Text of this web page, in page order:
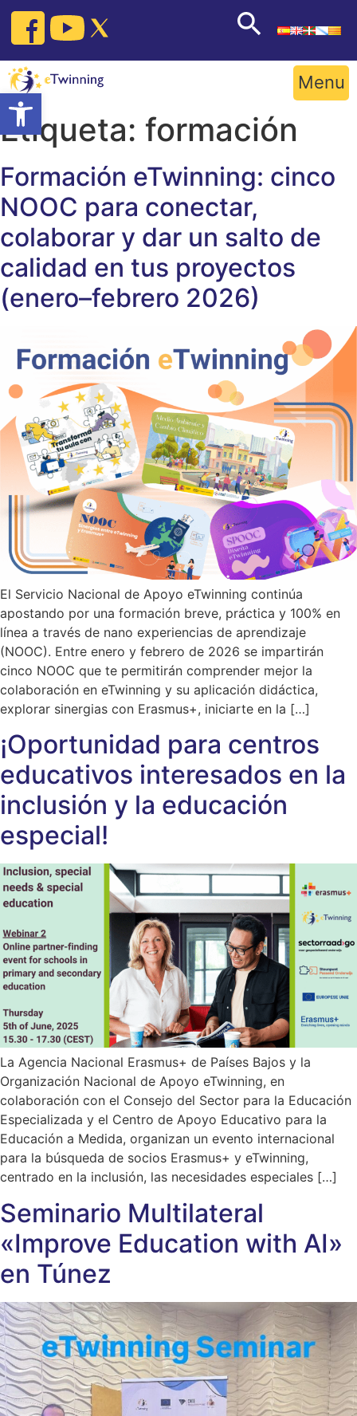
Open toolbar
Skip
content
Menu
Etiqueta: formación
Formación eTwinning: cinco
NOOC para conectar,
colaborar y dar un salto de
calidad en tus proyectos
(enero–febrero 2026)
El Servicio Nacional de Apoyo eTwinning continúa
apostando por una formación breve, práctica y 100% en
línea a través de nano experiencias de aprendizaje
(NOOC). Entre enero y febrero de 2026 se impartirán
cinco NOOC que te permitirán comprender mejor la
colaboración en eTwinning y su aplicación didáctica,
explorar sinergias con Erasmus+, iniciarte en la […]
¡Oportunidad para centros
educativos interesados en la
inclusión y la educación
especial!
La Agencia Nacional Erasmus+ de Países Bajos y la
Organización Nacional de Apoyo eTwinning, en
colaboración con el Consejo del Sector para la Educación
Especializada y el Centro de Apoyo Educativo para la
Educación a Medida, organizan un evento internacional
para la búsqueda de socios Erasmus+ y eTwinning,
centrado en la inclusión, las necesidades especiales […]
Seminario Multilateral
«Improve Education with AI»
en Túnez